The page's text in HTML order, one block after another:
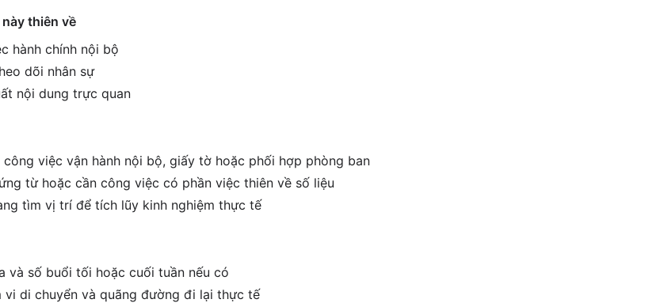
thiên về
hành chính nội bộ
dõi nhân sự
nội dung trực quan
việc vận hành nội bộ, giấy tờ hoặc phối hợp phòng ban
từ hoặc cần công việc có phần việc thiên về số liệu
tìm vị trí để tích lũy kinh nghiệm thực tế
và số buổi tối hoặc cuối tuần nếu có
di chuyển và quãng đường đi lại thực tế